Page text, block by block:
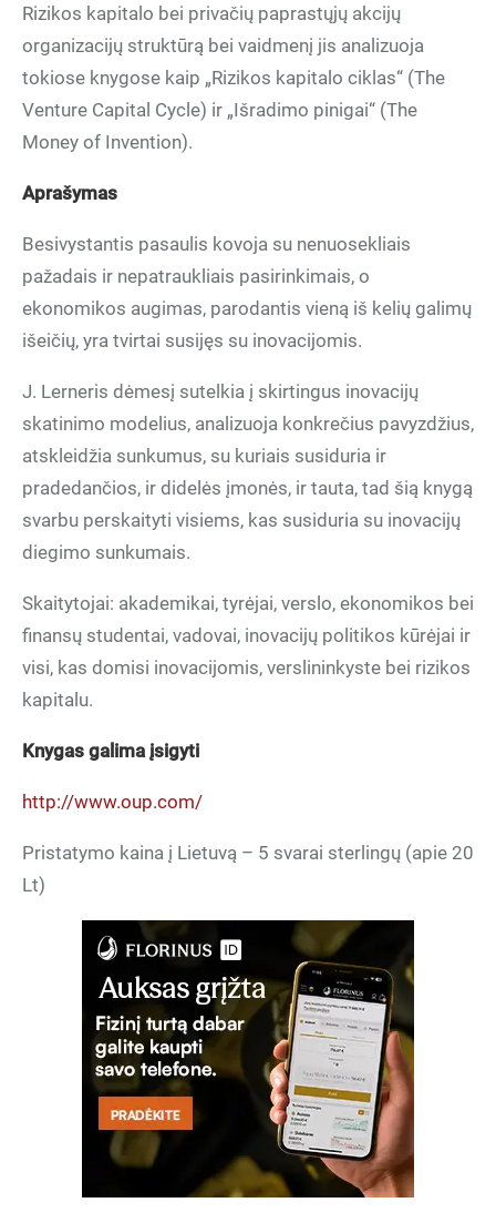
Rizikos kapitalo bei privačių paprastųjų akcijų
organizacijų struktūrą bei vaidmenį jis analizuoja
tokiose knygose kaip „Rizikos kapitalo ciklas“ (The
Venture Capital Cycle) ir „Išradimo pinigai“ (The
Money of Invention).
Aprašymas
Besivystantis pasaulis kovoja su nenuosekliais
pažadais ir nepatraukliais pasirinkimais, o
ekonomikos augimas, parodantis vieną iš kelių galimų
išeičių, yra tvirtai susijęs su inovacijomis.
J. Lerneris dėmesį sutelkia į skirtingus inovacijų
skatinimo modelius, analizuoja konkrečius pavyzdžius,
atskleidžia sunkumus, su kuriais susiduria ir
pradedančios, ir didelės įmonės, ir tauta, tad šią knygą
svarbu perskaityti visiems, kas susiduria su inovacijų
diegimo sunkumais.
Skaitytojai: akademikai, tyrėjai, verslo, ekonomikos bei
finansų studentai, vadovai, inovacijų politikos kūrėjai ir
visi, kas domisi inovacijomis, verslininkyste bei rizikos
kapitalu.
Knygas galima įsigyti
http://www.oup.com/
Pristatymo kaina į Lietuvą – 5 svarai sterlingų (apie 20
Lt)